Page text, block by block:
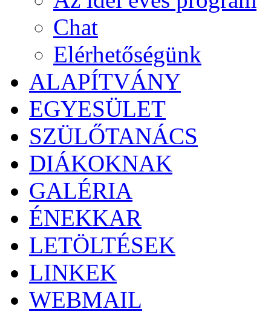
Chat
Elérhetőségünk
ALAPÍTVÁNY
EGYESÜLET
SZÜLŐTANÁCS
DIÁKOKNAK
GALÉRIA
ÉNEKKAR
LETÖLTÉSEK
LINKEK
WEBMAIL